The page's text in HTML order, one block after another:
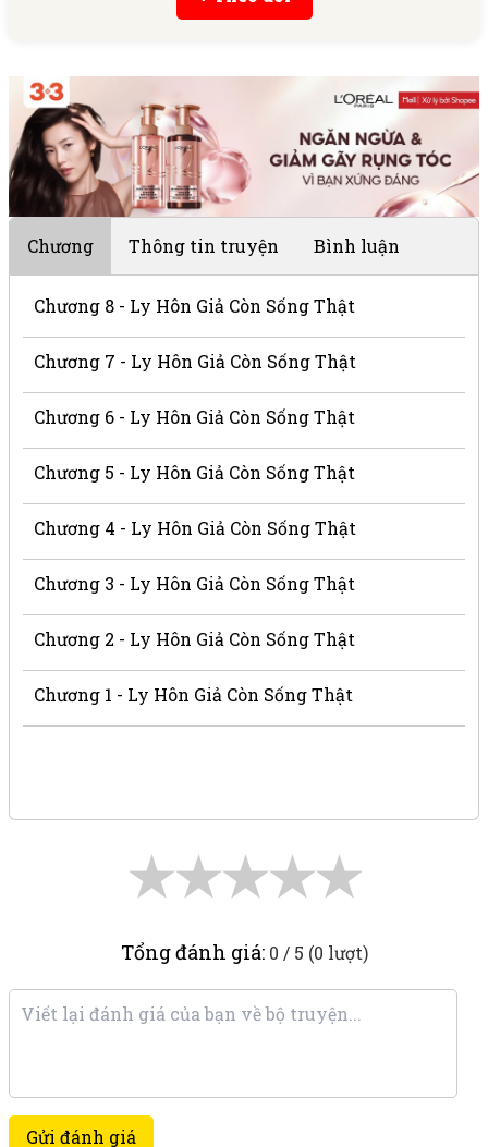
Chương Thông tin truyện Bình luận
Chương 8 - Ly Hôn Giả Còn Sống Thật
Chương 7 - Ly Hôn Giả Còn Sống Thật
Chương 6 - Ly Hôn Giả Còn Sống Thật
Chương 5 - Ly Hôn Giả Còn Sống Thật
Chương 4 - Ly Hôn Giả Còn Sống Thật
Chương 3 - Ly Hôn Giả Còn Sống Thật
Chương 2 - Ly Hôn Giả Còn Sống Thật
Chương 1 - Ly Hôn Giả Còn Sống Thật
★
★
★
★
★
Tổng đánh giá: 0 / 5 (0 lượt)
Gửi đánh giá